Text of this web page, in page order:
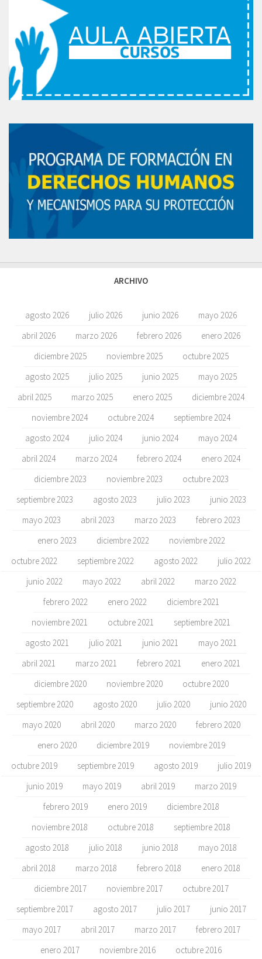
ARCHIVO
agosto 2026 julio 2026 junio 2026
mayo 2026
abril 2026
marzo 2026 febrero 2026
enero 2026
diciembre 2025
noviembre 2025
octubre 2025
agosto 2025
julio 2025 junio 2025
mayo 2025
abril 2025
marzo 2025 enero 2025
diciembre 2024
noviembre 2024
octubre 2024
septiembre 2024
agosto 2024
julio 2024 junio 2024
mayo 2024
abril 2024
marzo 2024 febrero 2024
enero 2024
diciembre 2023
noviembre 2023
octubre 2023
septiembre 2023
agosto 2023 julio 2023
junio 2023
mayo 2023
abril 2023 marzo 2023
febrero 2023
enero 2023
diciembre 2022
noviembre 2022
octubre 2022
septiembre 2022 agosto 2022
julio 2022
junio 2022
mayo 2022 abril 2022
marzo 2022
febrero 2022
enero 2022
diciembre 2021
noviembre 2021
octubre 2021
septiembre 2021
agosto 2021
julio 2021 junio 2021
mayo 2021
abril 2021
marzo 2021 febrero 2021
enero 2021
diciembre 2020
noviembre 2020
octubre 2020
septiembre 2020
agosto 2020 julio 2020
junio 2020
mayo 2020
abril 2020 marzo 2020
febrero 2020
enero 2020
diciembre 2019
noviembre 2019
octubre 2019
septiembre 2019 agosto 2019
julio 2019
junio 2019
mayo 2019 abril 2019
marzo 2019
febrero 2019
enero 2019
diciembre 2018
noviembre 2018
octubre 2018
septiembre 2018
agosto 2018
julio 2018 junio 2018
mayo 2018
abril 2018
marzo 2018 febrero 2018
enero 2018
diciembre 2017
noviembre 2017
octubre 2017
septiembre 2017
agosto 2017 julio 2017
junio 2017
mayo 2017
abril 2017 marzo 2017
febrero 2017
enero 2017
noviembre 2016 octubre 2016